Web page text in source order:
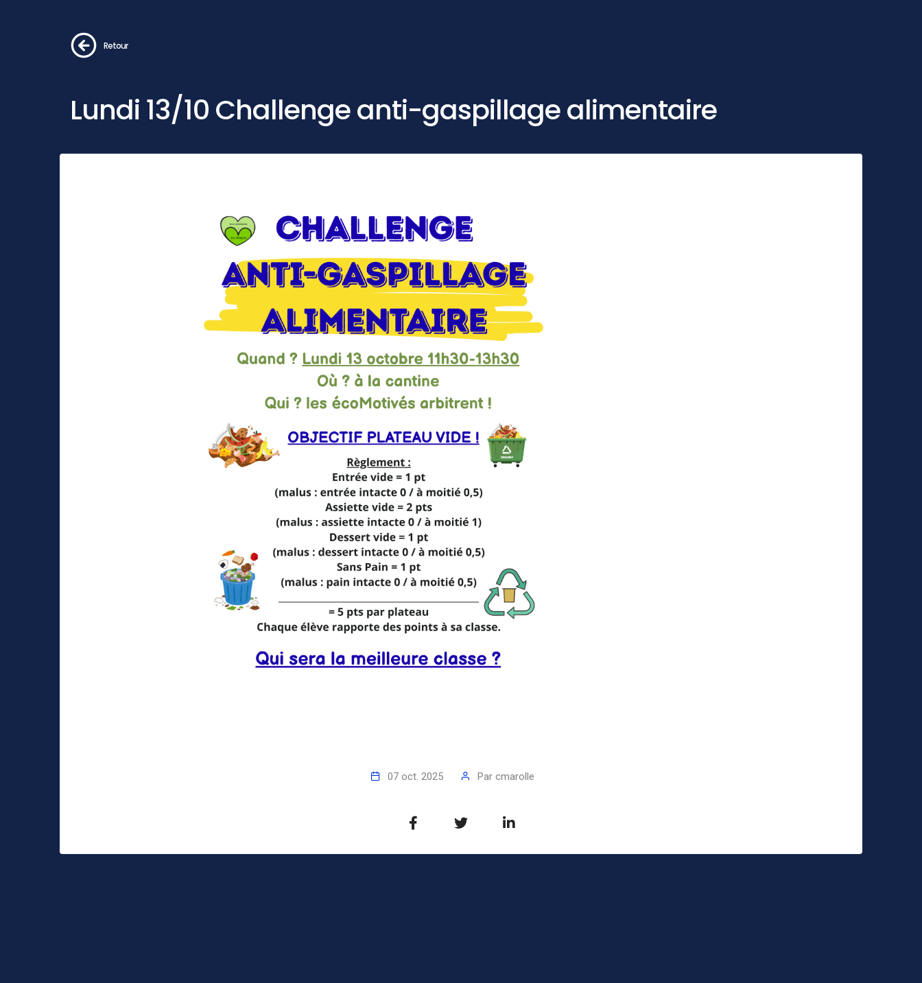
Retour
Lundi 13/10 Challenge anti-gaspillage alimentaire
07 oct. 2025 Par cmarolle